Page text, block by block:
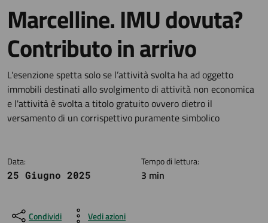
Marcelline. IMU dovuta?
Contributo in arrivo
Dettagli della notizia
L'esenzione spetta solo se l’attività svolta ha ad oggetto
immobili destinati allo svolgimento di attività non economica
e l'attività è svolta a titolo gratuito ovvero dietro il
versamento di un corrispettivo puramente simbolico
Data:
25 Giugno 2025
Tempo di lettura:
3 min
Condividi Vedi azioni